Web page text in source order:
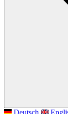
Deutsch